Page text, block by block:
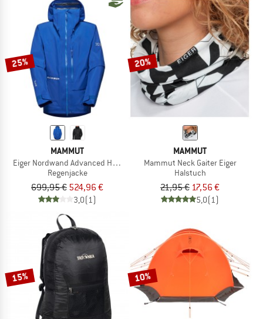
25%
MAMMUT
Eiger Nordwand Advanced Hardshell Hooded Jacket
Regenjacke
699,95 € 524,96 €
3,0(1)
20%
MAMMUT
Mammut Neck Gaiter Eiger
Halstuch
21,95 € 17,56 €
5,0(1)
15% 10%